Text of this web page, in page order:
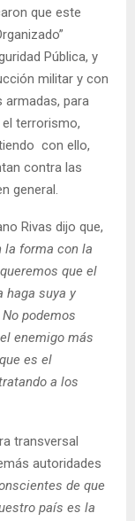
que este
Pública, y
militar y con
armadas, para
terrorismo,
con ello,
contra las
general.
Rivas dijo que,
la forma con la
que el
haga suya y
podemos
enemigo más
es el
a los
transversal
autoridades
de que
país es la